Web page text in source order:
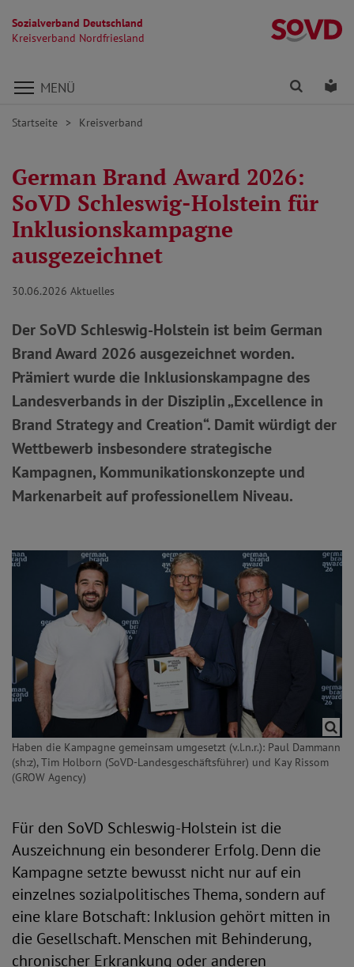
Sozialverband Deutschland
Kreisverband Nordfriesland
Direkt zu den Inhalten springen
MENÜ Finden
Startseite Kreisverband
German Brand Award 2026:
SoVD Schleswig-Holstein für
Inklusionskampagne
ausgezeichnet
30.06.2026 Aktuelles
Der SoVD Schleswig-Holstein ist beim German
Brand Award 2026 ausgezeichnet worden.
Prämiert wurde die Inklusionskampagne des
Landesverbands in der Disziplin „Excellence in
Brand Strategy and Creation“. Damit würdigt der
Wettbewerb insbesondere strategische
Kampagnen, Kommunikationskonzepte und
Markenarbeit auf professionellem Niveau.
Haben die Kampagne gemeinsam umgesetzt (v.l.n.r.): Paul Dammann
(sh:z), Tim Holborn (SoVD-Landesgeschäftsführer) und Kay Rissom
(GROW Agency)
Für den SoVD Schleswig-Holstein ist die
Auszeichnung ein besonderer Erfolg. Denn die
Kampagne setzte bewusst nicht nur auf ein
einzelnes sozialpolitisches Thema, sondern auf
eine klare Botschaft: Inklusion gehört mitten in
die Gesellschaft. Menschen mit Behinderung,
chronischer Erkrankung oder anderen